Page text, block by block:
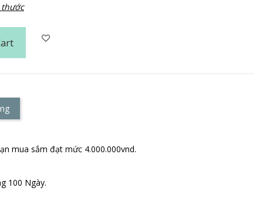
thước
mua sắm đạt mức 4.000.000vnd.
100 Ngày.